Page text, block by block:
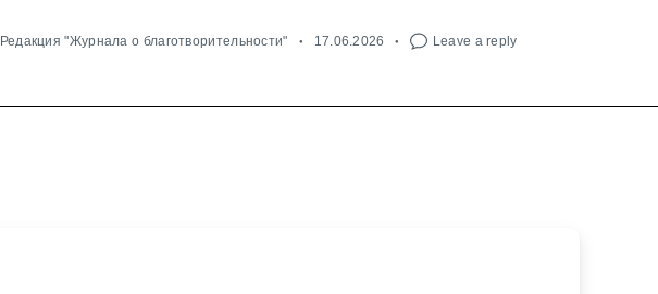
Редакция "Журнала о благотворительности" 17.06.2026 Leave a reply